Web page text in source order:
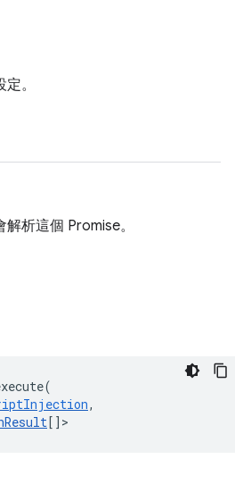
。
析這個 Promise。
(
,
[] >